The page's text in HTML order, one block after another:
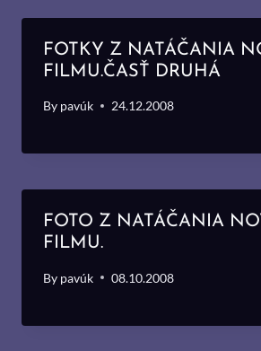
FOTKY Z NATÁČANIA
FILMU.ČASŤ DRUHÁ
By pavúk 24.12.2008
FOTO Z NATÁČANIA
FILMU.
By pavúk 08.10.2008